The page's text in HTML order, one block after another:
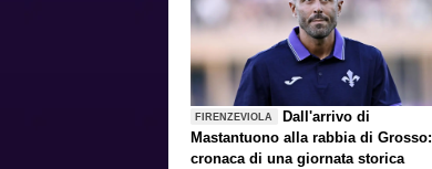
FIRENZEVIOLA
Dall'arrivo di
Mastantuono alla rabbia di Grosso:
cronaca di una giornata storica